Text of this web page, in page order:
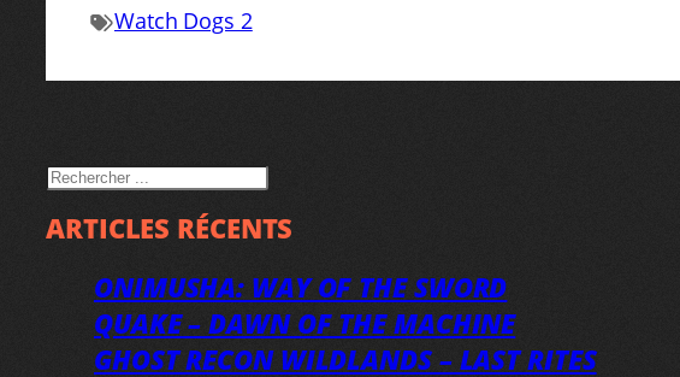
Watch Dogs 2
RECHERCHER
ARTICLES RÉCENTS
ONIMUSHA: WAY OF THE SWORD
QUAKE – DAWN OF THE MACHINE
GHOST RECON WILDLANDS – LAST RITES